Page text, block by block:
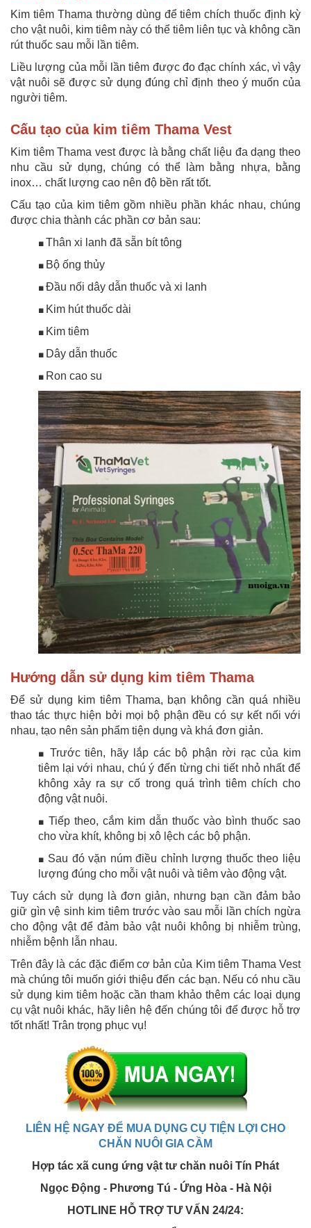
Kim tiêm Thama thường dùng để tiêm chích thuốc định kỳ
cho vật nuôi, kim tiêm này có thể tiêm liên tục và không cần
rút thuốc sau mỗi lần tiêm.
Liều lượng của mỗi lần tiêm được đo đạc chính xác, vì vậy
vật nuôi sẽ được sử dụng đúng chỉ định theo ý muốn của
người tiêm.
Cấu tạo của kim tiêm Thama Vest
Kim tiêm Thama vest được là bằng chất liệu đa dạng theo
nhu cầu sử dụng, chúng có thể làm bằng nhựa, bằng
inox… chất lượng cao nên độ bền rất tốt.
Cấu tạo của kim tiêm gồm nhiều phần khác nhau, chúng
được chia thành các phần cơ bản sau:
■Thân xi lanh đã sẵn bít tông
■ Bộ ống thủy
■Đầu nối dây dẫn thuốc và xi lanh
■ Kim hút thuốc dài
■ Kim tiêm
■ Dây dẫn thuốc
■ Ron cao su
Hướng dẫn sử dụng kim tiêm Thama
Để sử dụng kim tiêm Thama, bạn không cần quá nhiều
thao tác thực hiện bởi mọi bộ phận đều có sự kết nối với
nhau, tạo nên sản phẩm tiện dụng và khá đơn giản.
■ Trước tiên, hãy lắp các bộ phận rời rạc của kim
tiêm lại với nhau, chú ý đến từng chi tiết nhỏ nhất để
không xảy ra sự cố trong quá trình tiêm chích cho
động vật nuôi.
■ Tiếp theo, cắm kim dẫn thuốc vào bình thuốc sao
cho vừa khít, không bị xô lệch các bộ phận.
■ Sau đó vặn núm điều chỉnh lượng thuốc theo liệu
lượng đúng cho mỗi vật nuôi và tiêm vào động vật.
Tuy cách sử dụng là đơn giản, nhưng bạn cần đảm bảo
giữ gìn vệ sinh kim tiêm trước vào sau mỗi lần chích ngừa
cho động vật để đảm bảo vật nuôi không bị nhiễm trùng,
nhiễm bệnh lẫn nhau.
Trên đây là các đặc điểm cơ bản của Kim tiêm Thama Vest
mà chúng tôi muốn giới thiệu đến các bạn. Nếu có nhu cầu
sử dụng kim tiêm hoặc cần tham khảo thêm các loại dụng
cụ vật nuôi khác, hãy liên hệ đến chúng tôi để được hỗ trợ
tốt nhất! Trân trọng phục vụ!
LIÊN HỆ NGAY ĐỂ MUA DỤNG CỤ TIỆN LỢI CHO
CHĂN NUÔI GIA CẦM
Hợp tác xã cung ứng vật tư chăn nuôi Tín Phát
Ngọc Động - Phương Tú - Ứng Hòa - Hà Nội
HOTLINE HỖ TRỢ TƯ VẤN 24/24: